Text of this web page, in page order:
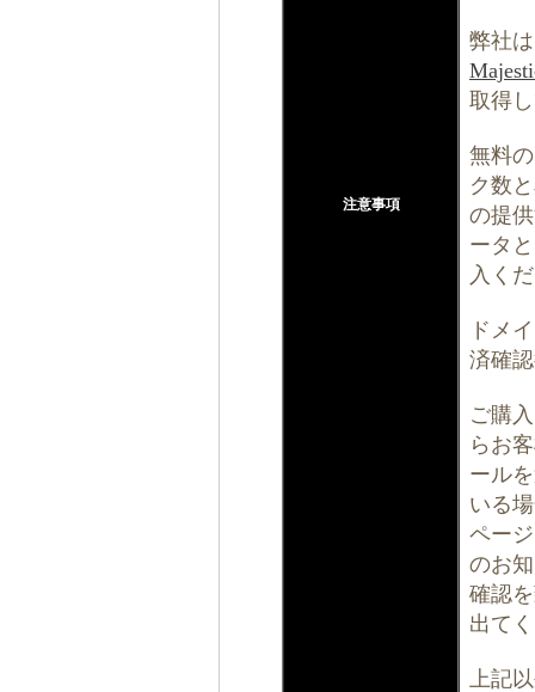
注意事項
弊社
取得
無料
ク数
の提
ータ
入く
ドメ
済確
ご購
らお
ール
いる
ペー
のお
確認
出て
上記